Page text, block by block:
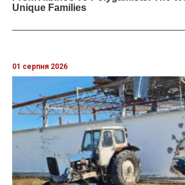
01 серпня 2026